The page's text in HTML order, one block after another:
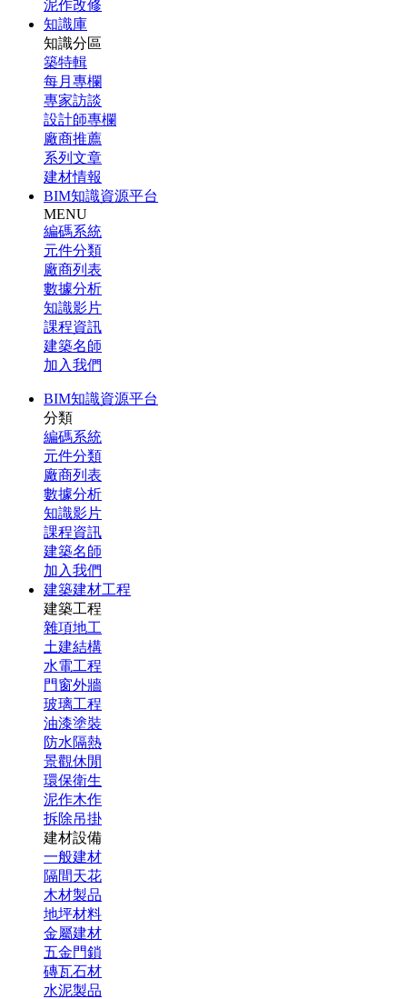
泥作改修
知識庫
知識分區
築特輯
每月專欄
專家訪談
設計師專欄
廠商推薦
系列文章
建材情報
BIM知識資源平台
MENU
編碼系統
元件分類
廠商列表
數據分析
知識影片
課程資訊
建築名師
加入我們
BIM知識資源平台
分類
編碼系統
元件分類
廠商列表
數據分析
知識影片
課程資訊
建築名師
加入我們
建築建材工程
建築工程
雜項地工
土建結構
水電工程
門窗外牆
玻璃工程
油漆塗裝
防水隔熱
景觀休閒
環保衛生
泥作木作
拆除吊掛
建材設備
一般建材
隔間天花
木材製品
地坪材料
金屬建材
五金門鎖
磚瓦石材
水泥製品